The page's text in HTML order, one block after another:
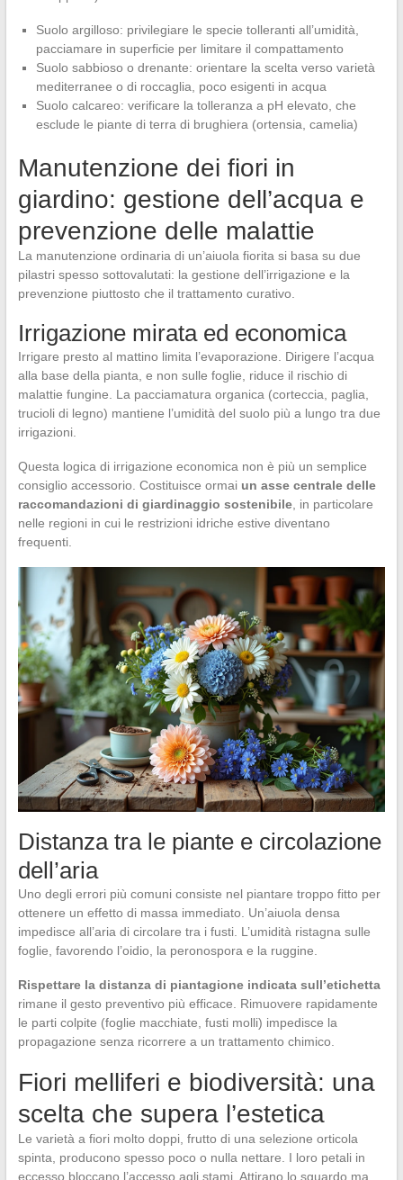
Suolo argilloso: privilegiare le specie tolleranti all’umidità,
pacciamare in superficie per limitare il compattamento
Suolo sabbioso o drenante: orientare la scelta verso varietà
mediterranee o di roccaglia, poco esigenti in acqua
Suolo calcareo: verificare la tolleranza a pH elevato, che
esclude le piante di terra di brughiera (ortensia, camelia)
Manutenzione dei fiori in
giardino: gestione dell’acqua e
prevenzione delle malattie
La manutenzione ordinaria di un’aiuola fiorita si basa su due
pilastri spesso sottovalutati: la gestione dell’irrigazione e la
prevenzione piuttosto che il trattamento curativo.
Irrigazione mirata ed economica
Irrigare presto al mattino limita l’evaporazione. Dirigere l’acqua
alla base della pianta, e non sulle foglie, riduce il rischio di
malattie fungine. La pacciamatura organica (corteccia, paglia,
trucioli di legno) mantiene l’umidità del suolo più a lungo tra due
irrigazioni.
Questa logica di irrigazione economica non è più un semplice
consiglio accessorio. Costituisce ormai un asse centrale delle
raccomandazioni di giardinaggio sostenibile, in particolare
nelle regioni in cui le restrizioni idriche estive diventano
frequenti.
Distanza tra le piante e circolazione
dell’aria
Uno degli errori più comuni consiste nel piantare troppo fitto per
ottenere un effetto di massa immediato. Un’aiuola densa
impedisce all’aria di circolare tra i fusti. L’umidità ristagna sulle
foglie, favorendo l’oidio, la peronospora e la ruggine.
Rispettare la distanza di piantagione indicata sull’etichetta
rimane il gesto preventivo più efficace. Rimuovere rapidamente
le parti colpite (foglie macchiate, fusti molli) impedisce la
propagazione senza ricorrere a un trattamento chimico.
Fiori melliferi e biodiversità: una
scelta che supera l’estetica
Le varietà a fiori molto doppi, frutto di una selezione orticola
spinta, producono spesso poco o nulla nettare. I loro petali in
eccesso bloccano l’accesso agli stami. Attirano lo sguardo ma